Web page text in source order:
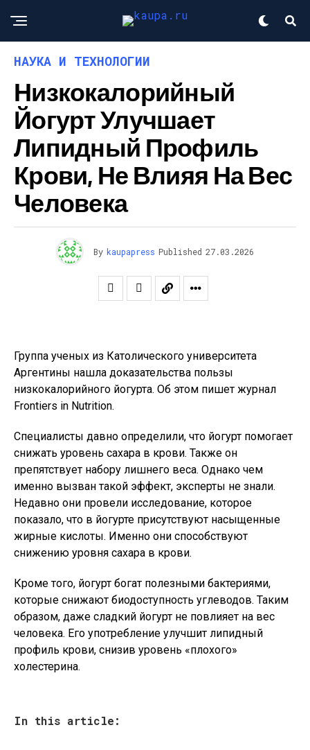
НАУКА И ТЕХНОЛОГИИ
Низкокалорийный
Йогурт Улучшает
Липидный Профиль
Крови, Не Влияя На Вес
Человека
By kaupapress Published 27.03.2026
Группа ученых из Католического университета
Аргентины нашла доказательства пользы
низкокалорийного йогурта. Об этом пишет журнал
Frontiers in Nutrition.
Специалисты давно определили, что йогурт помогает
снижать уровень сахара в крови. Также он
препятствует набору лишнего веса. Однако чем
именно вызван такой эффект, эксперты не знали.
Недавно они провели исследование, которое
показало, что в йогурте присутствуют насыщенные
жирные кислоты. Именно они способствуют
снижению уровня сахара в крови.
Кроме того, йогурт богат полезными бактериями,
которые снижают биодоступность углеводов. Таким
образом, даже сладкий йогурт не повлияет на вес
человека. Его употребление улучшит липидный
профиль крови, снизив уровень «плохого»
холестерина.
In this article: